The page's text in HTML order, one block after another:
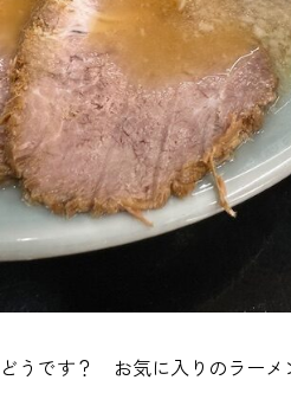
どうです？ お気に入りのラーメ